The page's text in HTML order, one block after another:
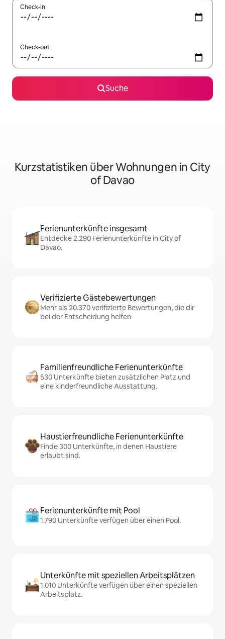
Check-in
Check-out
Suche
Kurzstatistiken über Wohnungen in City
of Davao
Ferienunterkünfte insgesamt
Entdecke 2.290 Ferienunterkünfte in City of
Davao.
Verifizierte Gästebewertungen
Mehr als 20.370 verifizierte Bewertungen, die dir
bei der Entscheidung helfen
Familienfreundliche Ferienunterkünfte
530 Unterkünfte bieten zusätzlichen Platz und
eine kinderfreundliche Ausstattung.
Haustierfreundliche Ferienunterkünfte
Finde 300 Unterkünfte, in denen Haustiere
erlaubt sind.
Ferienunterkünfte mit Pool
1.790 Unterkünfte verfügen über einen Pool.
Unterkünfte mit speziellen Arbeitsplätzen
1.010 Unterkünfte verfügen über einen speziellen
Arbeitsplatz.